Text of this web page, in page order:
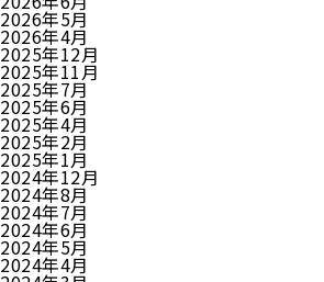
2026年5月
2026年4月
2025年12月
2025年11月
2025年7月
2025年6月
2025年4月
2025年2月
2025年1月
2024年12月
2024年8月
2024年7月
2024年6月
2024年5月
2024年4月